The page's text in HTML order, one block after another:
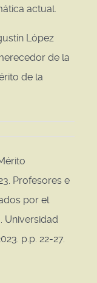
actual.
López
de la
de la
Profesores e
por el
Universidad
p.p. 22-27.